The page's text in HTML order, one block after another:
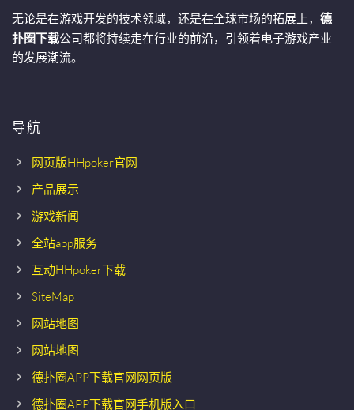
无论是在游戏开发的技术领域，还是在全球市场的拓展上， 德
扑圈下载公司都将持续走在行业的前沿，引领着电子游戏产业
的发展潮流。
导航
网页版HHpoker官网
产品展示
游戏新闻
全站app服务
互动HHpoker下载
SiteMap
网站地图
网站地图
德扑圈APP下载官网网页版
德扑圈APP下载官网手机版入口